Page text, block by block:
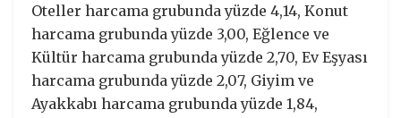
Oteller harcama grubunda yüzde 4,14, Konut
harcama grubunda yüzde 3,00, Eğlence ve
Kültür harcama grubunda yüzde 2,70, Ev Eşyası
harcama grubunda yüzde 2,07, Giyim ve
Ayakkabı harcama grubunda yüzde 1,84,